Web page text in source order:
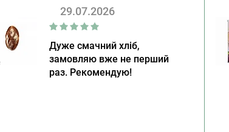
29.07.2026
Дуже смачний хліб,
замовляю вже не перший
раз. Рекомендую!